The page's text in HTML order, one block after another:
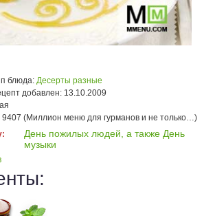
блюда: Десерты разные
добавлен: 13.10.2009
9407 (Миллион меню для гурманов и не только…)
День пожилых людей, а также День
музыки